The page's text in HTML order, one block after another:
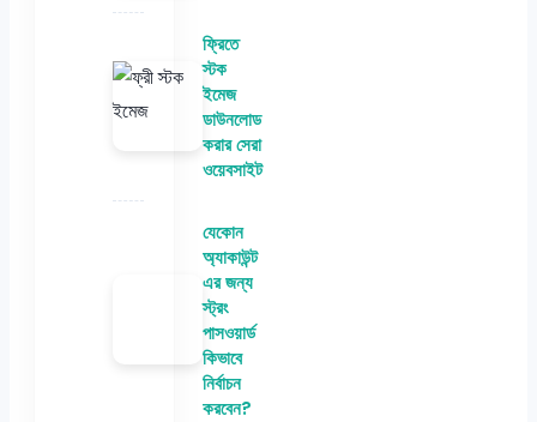
ফ্রিতে
স্টক
ইমেজ
ডাউনলোড
করার সেরা
ওয়েবসাইট
যেকোন
অ্যাকাউন্ট
এর জন্য
স্ট্রং
পাসওয়ার্ড
কিভাবে
নির্বাচন
করবেন?